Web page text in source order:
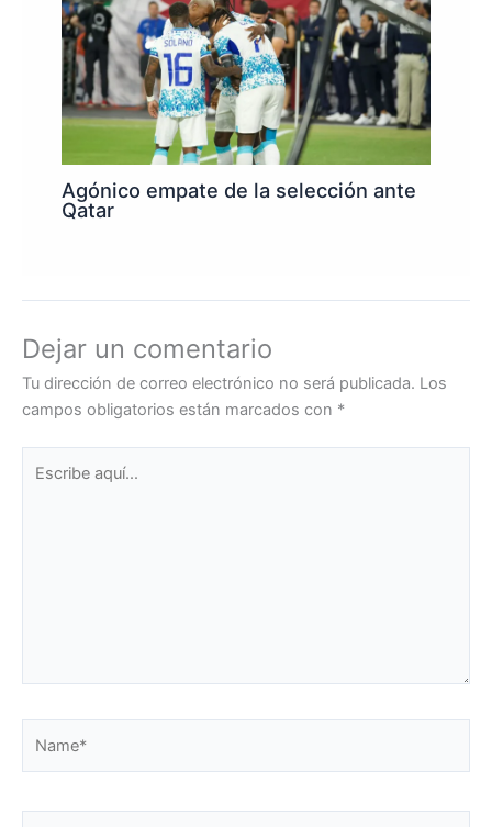
Agónico empate de la selección ante
Qatar
Dejar un comentario
Tu dirección de correo electrónico no será publicada. Los
campos obligatorios están marcados con *
aquí...